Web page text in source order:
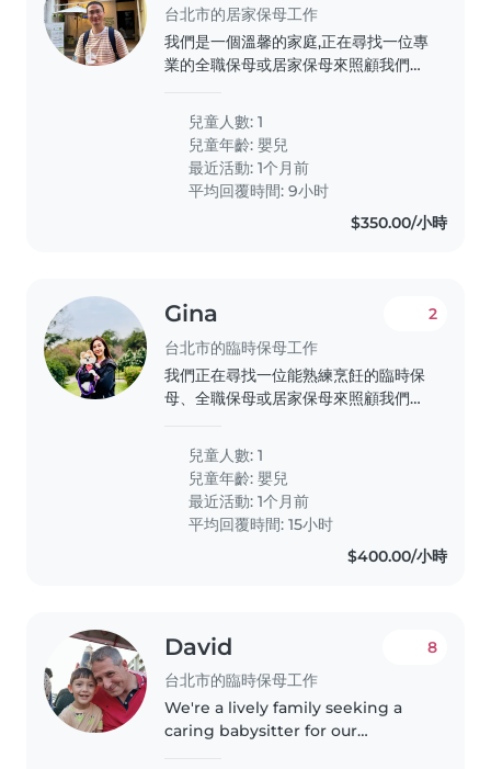
台北市的居家保母工作
我們是一個溫馨的家庭,正在尋找一位專
業的全職保母或居家保母來照顧我們的
好奇心強,需要一位耐心且有愛心的保母
來陪伴他成長。我們希望保母能在家中
照顧寶寶,並與我們保持良好的溝通。如
果您符合條件,歡迎聯繫我們!
兒童人數: 1
兒童年齡:嬰兒
最近活動: 1个月前
平均回覆時間: 9小时
$350.00/小時
Gina
台北市的臨時保母工作
2
我們正在尋找一位能熟練烹飪的臨時保
母、全職保母或居家保母來照顧我們的
聰明。希望能找到一位能與寶寶相處融
洽的保母,在家中提供照顧服務。我們的
家庭單純,待人也友善。如果您符合我們
的需求,歡迎聯繫我們!
兒童人數: 1
兒童年齡:嬰兒
最近活動: 1个月前
平均回覆時間: 15小时
$400.00/小時
David
台北市的臨時保母工作
8
We're a lively family seeking a
caring babysitter for our